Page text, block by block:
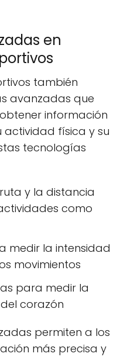
en
también
avanzadas que
información
física y su
tecnologías
y la distancia
como
medir la intensidad
movimientos
para medir la
corazón
permiten a los
más precisa y